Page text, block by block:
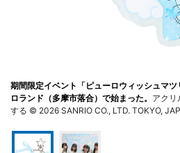
期間限定イベント「ピューロウィッシュマ
ロランド（多摩市落合）で始まった。 アクリ
する © 2026 SANRIO CO., LTD. TOKYO,